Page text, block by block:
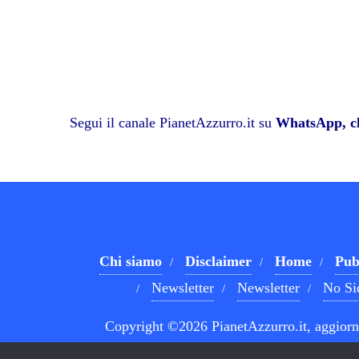
Segui il canale PianetAzzurro.it su WhatsApp,
Chi siamo Disclaimer Home
Newsletter
Newsletter No
Copyright ©2026 PianetAzzurro.it,